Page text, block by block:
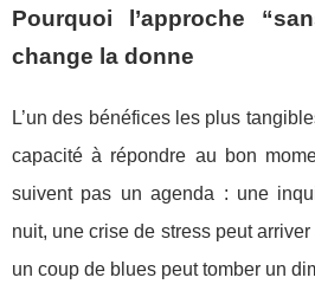
Pourquoi l’approche
change la donne
L’un des bénéfices les plus
capacité à répondre au bon
suivent pas un agenda : une
nuit, une crise de stress peut
un coup de blues peut tomber un